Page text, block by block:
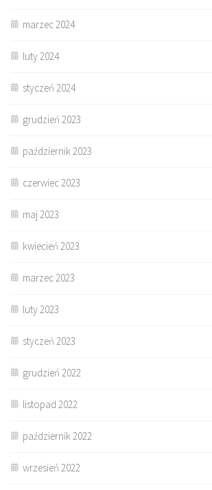
marzec 2024
luty 2024
styczeń 2024
grudzień 2023
październik 2023
czerwiec 2023
maj 2023
kwiecień 2023
marzec 2023
luty 2023
styczeń 2023
grudzień 2022
listopad 2022
październik 2022
wrzesień 2022